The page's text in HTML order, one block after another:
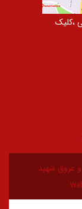
،کلیک
عروق شهید